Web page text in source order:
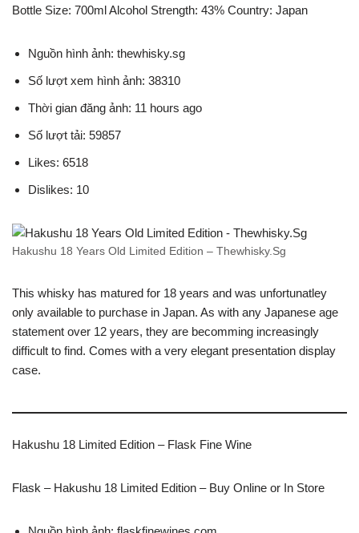
Bottle Size: 700ml Alcohol Strength: 43% Country: Japan
Nguồn hình ảnh: thewhisky.sg
Số lượt xem hình ảnh: 38310
Thời gian đăng ảnh: 11 hours ago
Số lượt tải: 59857
Likes: 6518
Dislikes: 10
Hakushu 18 Years Old Limited Edition – Thewhisky.Sg
This whisky has matured for 18 years and was unfortunatley
only available to purchase in Japan. As with any Japanese age
statement over 12 years, they are becomming increasingly
difficult to find. Comes with a very elegant presentation display
case.
Hakushu 18 Limited Edition – Flask Fine Wine
Flask – Hakushu 18 Limited Edition – Buy Online or In Store